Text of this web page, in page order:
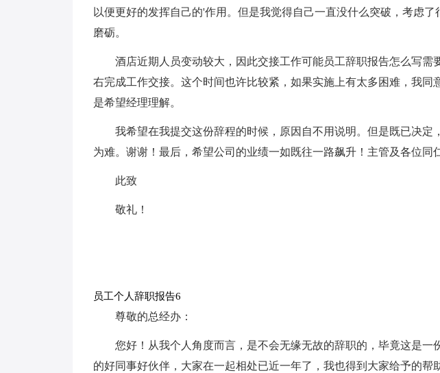
以便更好的发挥自己的'作用。但是我觉得自己一直没什么突破，考虑
磨砺。
酒店近期人员变动较大，因此交接工作可能员工辞职报告怎么写需
右完成工作交接。这个时间也许比较紧，如果实施上有太多困难，我同
是希望经理理解。
我希望在我提交这份辞程的时候，原因自不用说明。但是既已决定
为难。谢谢！最后，希望公司的业绩一如既往一路飙升！主管及各位同
此致
敬礼！
员工个人辞职报告6
尊敬的总经办：
您好！从我个人角度而言，是不会无缘无故的辞职的，毕竟这是一
的好同事好伙伴，大家在一起相处已近一年了，我也得到大家给予的帮